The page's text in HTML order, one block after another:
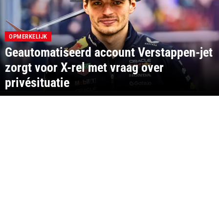
OPMERKELIJK
Geautomatiseerd account Verstappen-jet
zorgt voor X-rel met vraag over
privésituatie